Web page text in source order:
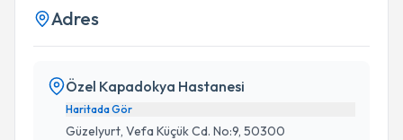
Adres
Özel Kapadokya Hastanesi
Haritada Gör
Güzelyurt, Vefa Küçük Cd. No:9, 50300